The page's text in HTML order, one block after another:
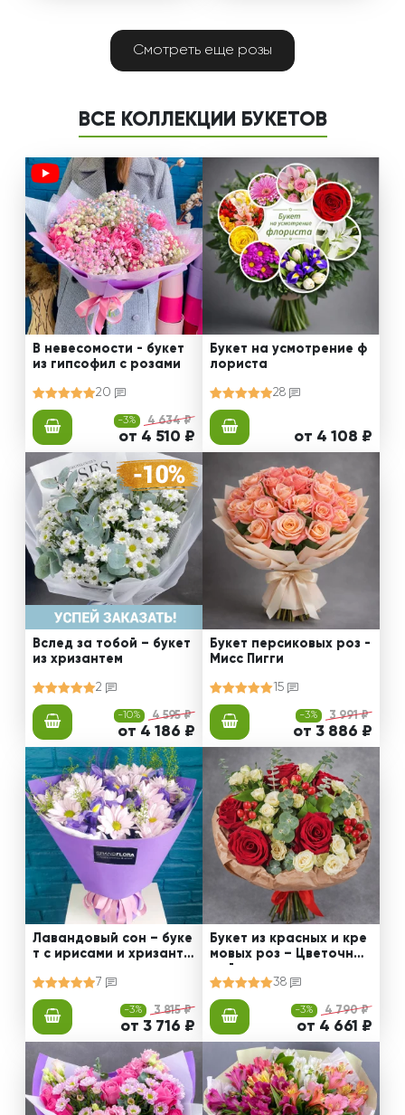
Смотреть еще розы
ВСЕ КОЛЛЕКЦИИ БУКЕТОВ
В невесомости - букет
из гипсофил с розами
20
-3% 4 634 ₽
от 4 510 ₽
Букет на усмотрение ф
лориста
28
от 4 108 ₽
Вслед за тобой – букет
из хризантем
2
-10% 4 595 ₽
от 4 186 ₽
Букет персиковых роз -
Мисс Пигги
15
-3% 3 991 ₽
от 3 886 ₽
Лавандовый сон – буке
т с ирисами и хризанте
7
-3% 3 815 ₽
от 3 716 ₽
Букет из красных и кре
мовых роз – Цветочный
38
-3% 4 790 ₽
от 4 661 ₽